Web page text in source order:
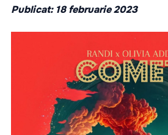
Publicat: 18 februarie 2023